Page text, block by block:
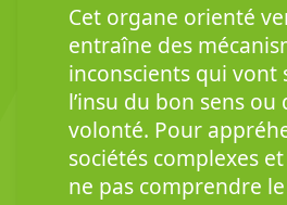
Cet organe orienté
entraîne des
inconscients qui vont
l’insu du bon sens ou
volonté. Pour
sociétés complexes
ne pas comprendre le